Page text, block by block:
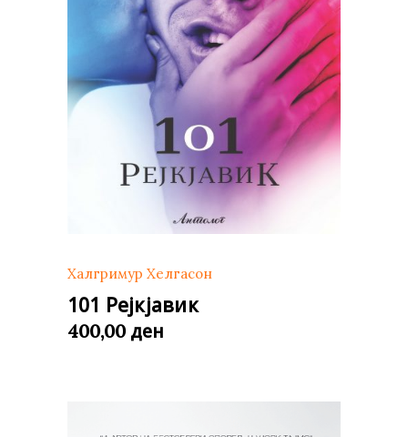
Халгримур Хелгасон
101 Рејкјавик
400,00 ден